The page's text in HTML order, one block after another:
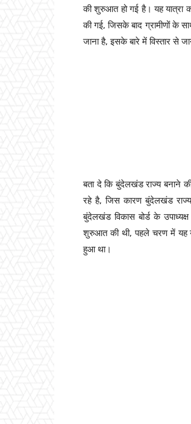
की शुरुआत हो गई है। यह यात्रा
की गई, जिसके बाद ग्रामीणों के
जाना है, इसके बारे में विस्तार से
बता दे कि बुंदेलखंड राज्य बनाने
रहे है, जिस कारण बुंदेलखंड
बुंदेलखंड विकास बोर्ड के
शुरुआत की थी, पहले चरण में यह
हुआ था।